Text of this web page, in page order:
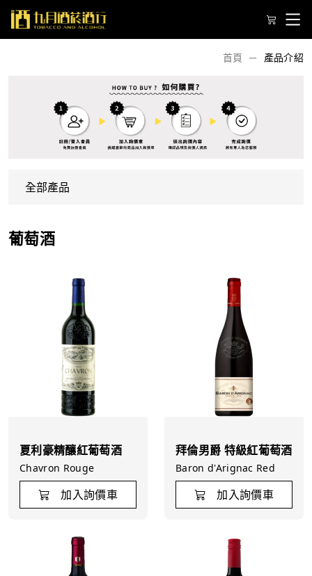
首頁 產品介紹
葡萄酒
夏利豪精釀紅葡萄酒
Chavron Rouge
加入詢價車
拜倫男爵 特級紅葡萄酒
Baron d'Arignac Red
加入詢價車